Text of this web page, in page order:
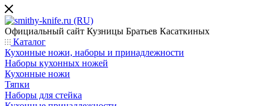
Официальный сайт Кузницы Братьев Касаткиных
Каталог
Кухонные ножи, наборы и принадлежности
Наборы кухонных ножей
Кухонные ножи
Тяпки
Наборы для стейка